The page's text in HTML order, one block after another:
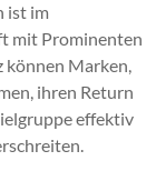
ist im
mit Prominenten
Marken,
ihren Return
effektiv